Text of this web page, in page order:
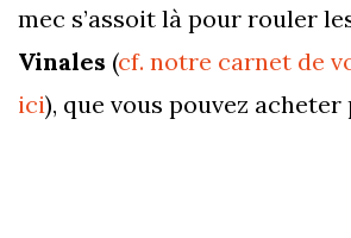
mec s’assoit là pour rouler
Vinales (cf. notre carnet de
ici), que vous pouvez acheter